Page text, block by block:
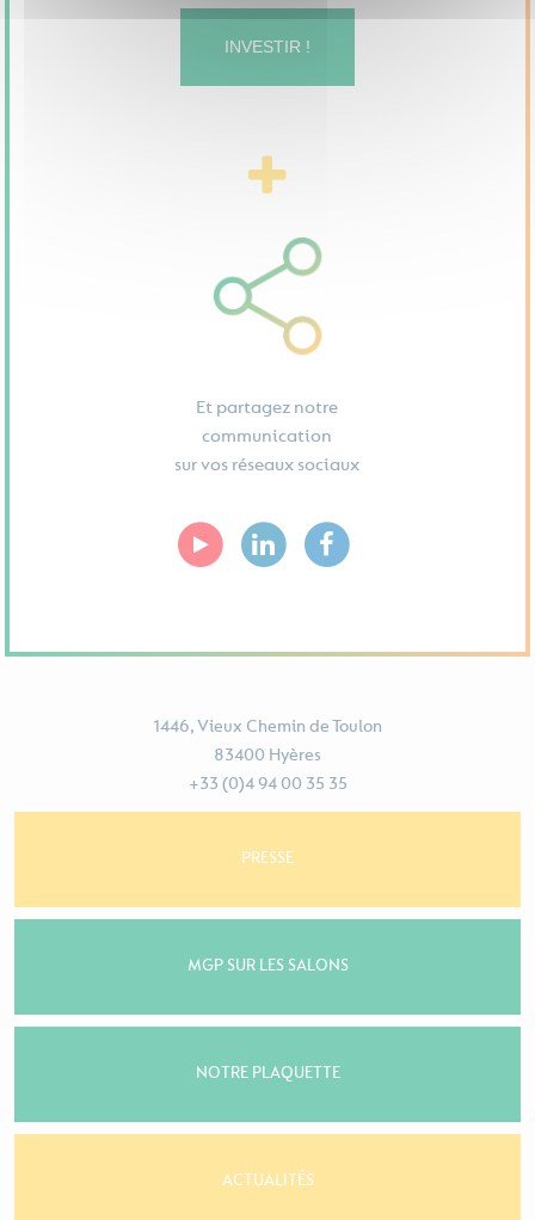
INVESTIR !
Et partagez notre
communication
sur vos réseaux sociaux
1446, Vieux Chemin de Toulon
83400 Hyères
+33 (0)4 94 00 35 35
PRESSE
MGP SUR LES SALONS
NOTRE PLAQUETTE
ACTUALITÉS